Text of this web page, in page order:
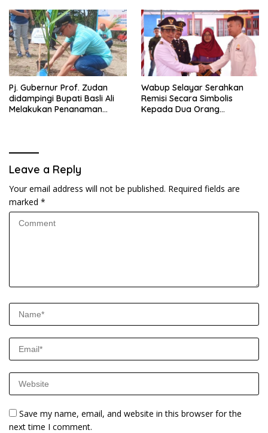
Sulsel
Pj. Gubernur Prof. Zudan
didampingi Bupati Basli Ali
Melakukan Penanaman
Wabup Selayar Serahkan
Remisi Secara Simbolis
Kepada Dua Orang
Leave a Reply
Your email address will not be published. Required fields are
marked *
Save my name, email, and website in this browser for the
next time I comment.